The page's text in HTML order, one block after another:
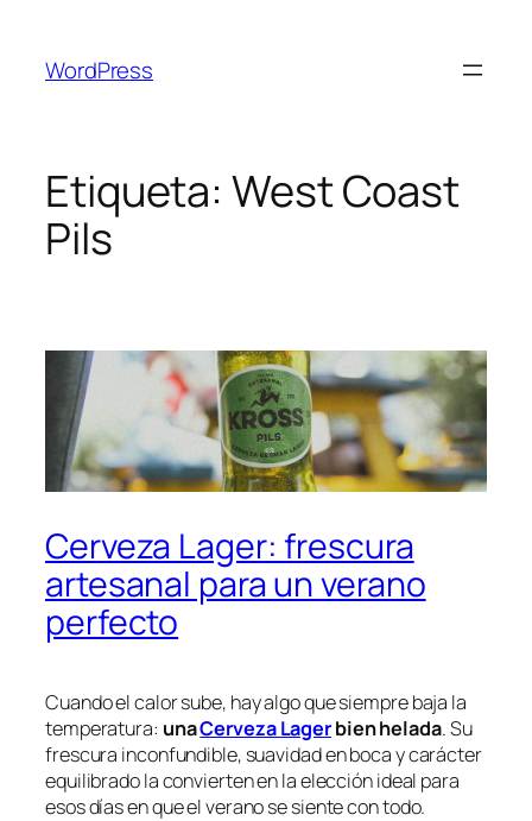
contenido
WordPress
Etiqueta: West Coast
Pils
Cerveza Lager: frescura
artesanal para un verano
perfecto
Cuando el calor sube, hay algo que siempre baja la
temperatura: unaCerveza Lagerbien helada. Su
frescura inconfundible, suavidad en boca y carácter
equilibrado la convierten en la elección ideal para
esos días en que el verano se siente con todo.